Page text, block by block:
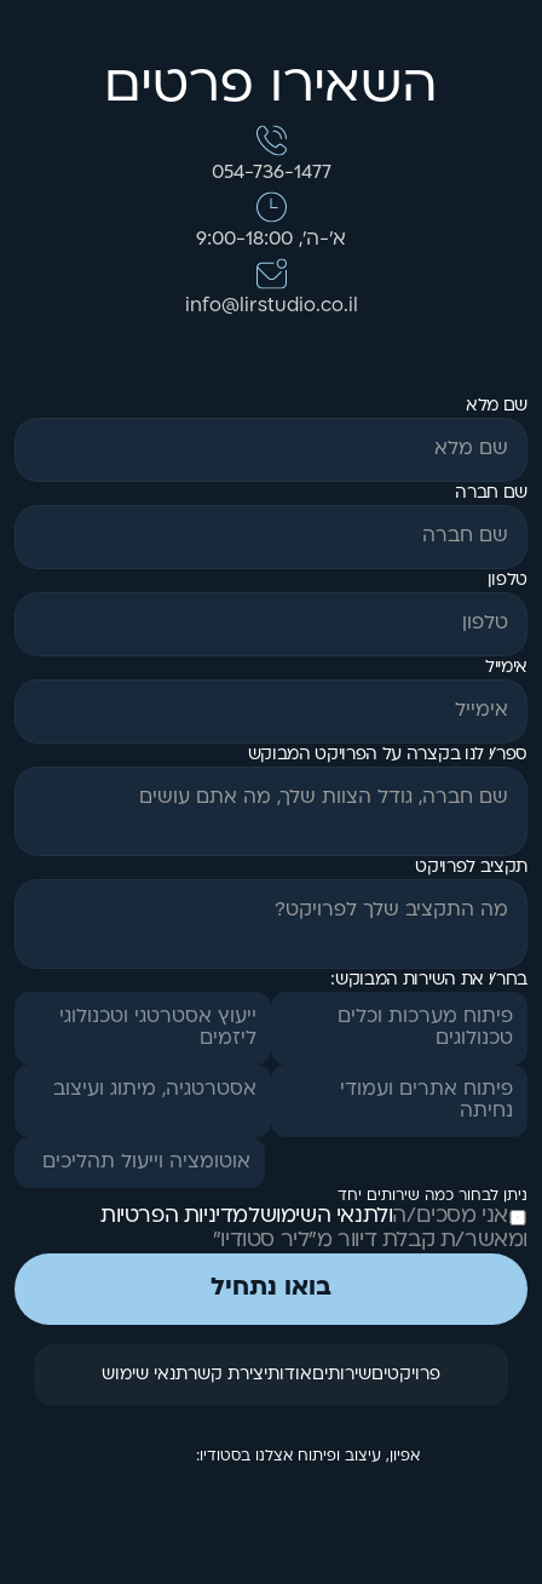
שם מלא
שם חברה
טלפון
אימייל
ספר/י לנו בקצרה על הפרויקט המבוקש
תקציב לפרויקט
בחר/י את השירות המבוקש:
ייעוץ אסטרטגי וטכנולוגי
ליזמים
פיתוח מערכות וכלים
טכנולוגים
אסטרטגיה, מיתוג ועיצוב
פיתוח אתרים ועמודי
נחיתה
אוטומציה וייעול תהליכים
ניתן לבחור כמה שירותים יחד
ומאשר/ת קבלת דיוור מ״ליר סטודיו״
ולתנאי השימושלמדיניות הפרטיות אני מסכים/ה
בואו נתחיל
השאירו פרטים
054-736-1477
א'-ה', 9:00-18:00
info@lirstudio.co.il
תנאי שימושיצירת קשראודות שירותיםפרויקטים
אפיון, עיצוב ופיתוח אצלנו בסטודיו: